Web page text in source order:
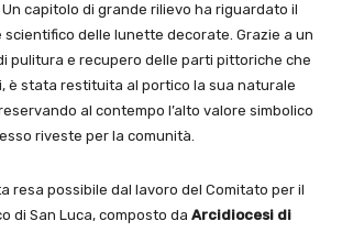
capitolo di grande rilievo ha riguardato il
delle lunette decorate. Grazie a un
pulitura e recupero delle parti pittoriche che
è stata restituita al portico la sua naturale
al contempo l’alto valore simbolico
riveste per la comunità.
resa possibile dal lavoro del Comitato per il
di San Luca, composto da Arcidiocesi di